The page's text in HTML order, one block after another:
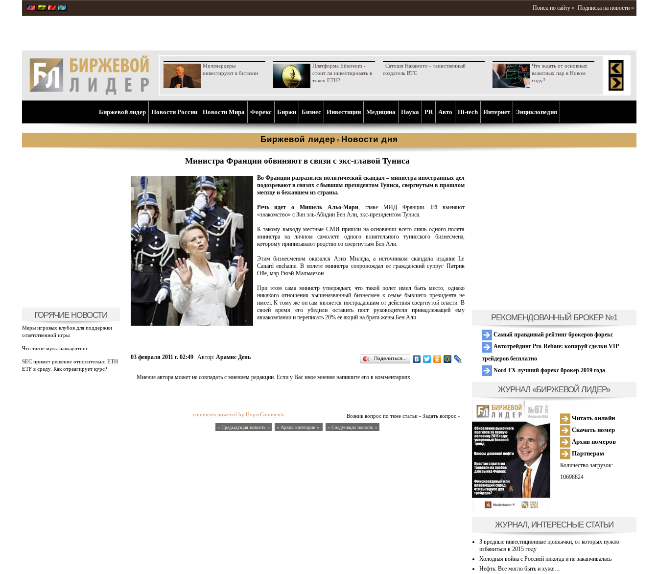
Поиск по сайту » Подписка на новости »
Миллиардеры
инвестируют в биткоин
Платформа Ethereum -
стоит ли инвестировать в
токен ETH?
Сатоши Накамото - таинственный
создатель BTC
Что ждать от основных
валютных пар в Новом
году?
Биржевой лидер Новости России Новости Мира Форекс Биржи Бизнес Инвестиции Медицина Наука PR Aвто Hi-tech Интернет Энциклопедия
Биржевой лидер » Новости дня
ГОРЯЧИЕ НОВОСТИ
Меры игровых клубов для поддержки
ответственной игры
Что такое мультиаккаунтинг
SEC примет решение относительно ETH
ETF в среду. Как отреагирует курс?
Министра Франции обвиняют в связи с экс-главой Туниса
Во Франции разразился политический скандал – министра иностранных дел
подозревают в связях с бывшим президентом Туниса, свергнутым в прошлом
месяце и бежавшем из страны.
Речь идет о Мишель Альо-Мари, главе МИД Франции. Ей вменяют
«знакомство» с Зин эль-Абидин Бен Али, экс-президентом Туниса.
К такому выводу местные СМИ пришли на основании всего лишь одного полета
министра на личном самолете одного влиятельного тунисского бизнесмена,
которому приписывают родство со свергнутым Бен Али.
Этим бизнесменом оказался Азиз Миледа, а источником скандала издание Le
Canard enchaine. В полете министра сопровождал ее гражданский супруг Патрик
Ойе, мэр Рюэй-Мальмезон.
При этом сама министр утверждает, что такой полет имел быть место, однако
никакого отношения вышеназванный бизнесмен к семье бывшего президента не
имеет. К тому же он сам является пострадавшим от действия свергнутой власти. В
своей время его убедили оставить пост руководителя принадлежащей ему
авиакомпании и переписать 20% ее акций на брата жены Бен Али.
03 февраля 2011 г. 02:49 Автор: Арамис День Поделиться…
Мнение автора может не совпадать с мнением редакции. Если у Вас иное мнение напишите его в комментариях.
Возник вопрос по теме статьи - Задать вопрос »
comments powered by HyperComments
« Предыдущая новость « » Архив категории « » Следующая новость »
РЕКОМЕНДОВАННЫЙ БРОКЕР №1
Самый правдивый рейтинг брокеров форекс
Автотрейдинг Pro-Rebate: копируй сделки VIP
трейдеров бесплатно
Nord FX лучший форекс брокер 2019 года
ЖУРНАЛ «БИРЖЕВОЙ ЛИДЕР»
Читать онлайн
Скачать номер
Архив номеров
Партнерам
Количество загрузок:
10698824
ЖУРНАЛ, ИНТЕРЕСНЫЕ СТАТЬИ
3 вредные инвестиционные привычки, от которых нужно
избавиться в 2015 году
Холодная война с Россией никогда и не заканчивалась
Нефть: Все могло быть и хуже…